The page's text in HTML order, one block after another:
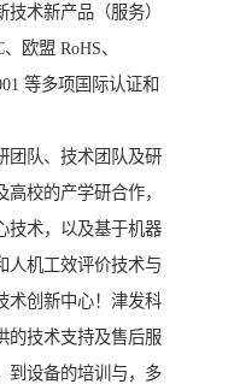
术新产品（服务）
欧盟 RoHS、
等多项国际认证和
团队、技术团队及研
校的产学研合作，
技术，以及基于机器
人机工效评价技术与
术创新中心！津发科
的技术支持及售后服
到设备的培训与，多